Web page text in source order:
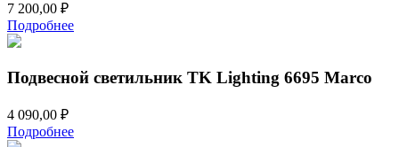
7 200,00 ₽
Подробнее
Подвесной светильник TK Lighting 6695 Marco
4 090,00 ₽
Подробнее